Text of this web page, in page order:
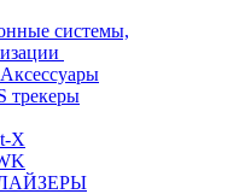
системы,
трекеры
X